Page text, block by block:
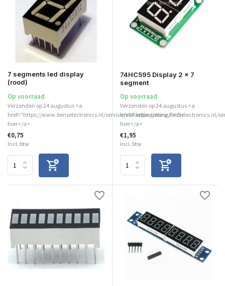
7 segments led display
(rood)
Op voorraad
Verzonden op 24 augustus <a
href="https://www.benselectronics.nl/service/vakantiesluiting/">Zie
hier</a>
€0,75
Incl. btw
74HC595 Display 2 x 7
segment
Op voorraad
Verzonden op 24 augustus <a
href="https://www.benselectronics.nl/
hier</a>
€1,95
Incl. btw